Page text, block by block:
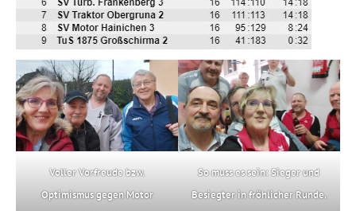
Voller Vorfreude bzw.
Optimismus gegen Motor
So muss es sein: Sieger und
Besiegter in fröhlicher Runde.